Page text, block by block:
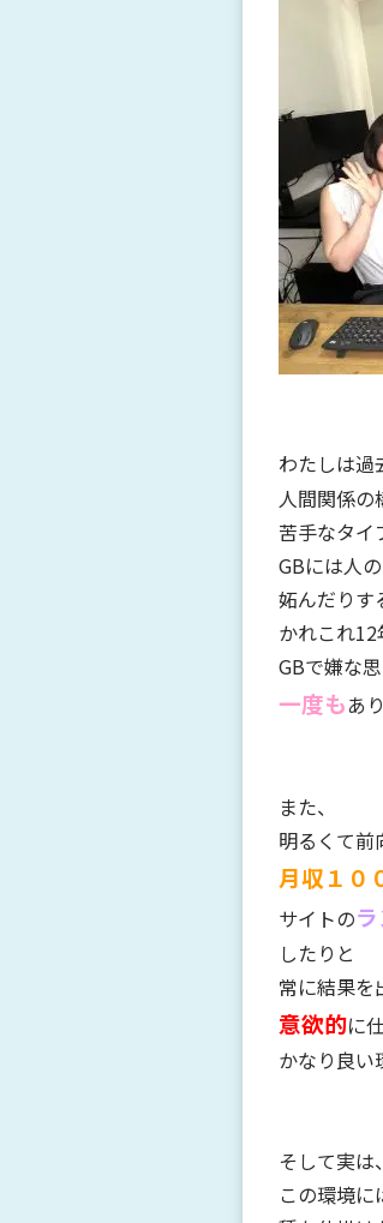
わたしは過
人間関係の
苦手なタイ
GBには人
妬んだりす
かれこれ
GBで嫌な
一度もあ
また、
明るくて前
月収１０
サイトの
したりと
常に結果を
意欲的に
かなり良
そして実は、
この環境に